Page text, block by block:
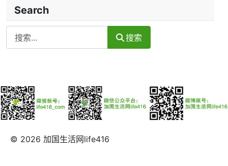
Search
Search
搜索
© 2026 加国生活网life416